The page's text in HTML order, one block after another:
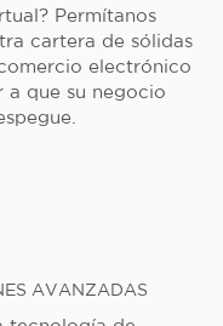
Permítanos
cartera de sólidas
electrónico
a que su negocio
AVANZADAS